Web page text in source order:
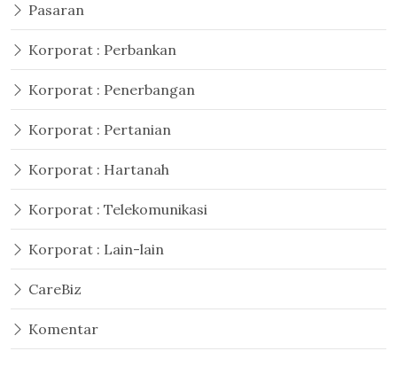
Pasaran
Korporat : Perbankan
Korporat : Penerbangan
Korporat : Pertanian
Korporat : Hartanah
Korporat : Telekomunikasi
Korporat : Lain-lain
CareBiz
Komentar